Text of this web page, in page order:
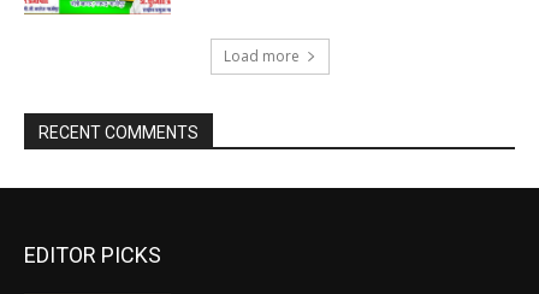
Load more
RECENT COMMENTS
EDITOR PICKS